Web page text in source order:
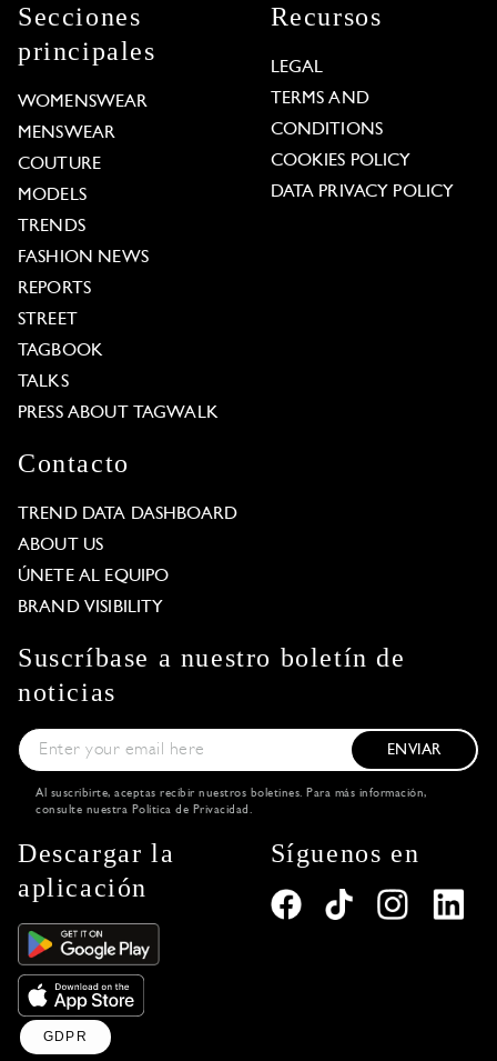
Secciones
principales
WOMENSWEAR
MENSWEAR
COUTURE
MODELS
TRENDS
FASHION NEWS
REPORTS
STREET
TAGBOOK
TALKS
PRESS ABOUT TAGWALK
Recursos
LEGAL
TERMS AND
CONDITIONS
COOKIES POLICY
DATA PRIVACY POLICY
Contacto
TREND DATA DASHBOARD
ABOUT US
ÚNETE AL EQUIPO
BRAND VISIBILITY
Suscríbase a nuestro boletín de
noticias
ENVIAR
Al suscribirte, aceptas recibir nuestros boletines. Para más información,
consulte nuestra Política de Privacidad .
Descargar la
aplicación
Síguenos en
GDPR